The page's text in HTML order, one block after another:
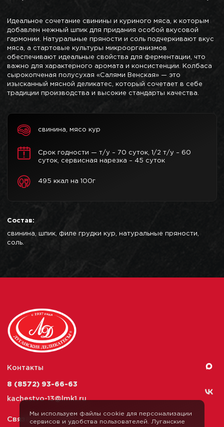
Мы используем файлы cookie для персонализации
сервисов и удобства пользователей. Луганские
Идеальное сочетание свинины и куриного мяса, к которым
добавлен нежный шпик для придания особой вкусовой
гармонии. Натуральные пряности и соль подчеркивают вкус
мяса, а стартовые культуры микроорганизмов
обеспечивают идеальные свойства для ферментации, что
важно для характерного аромата и консистенции. Колбаса
сырокопченая полусухая «Салями Венская» — это
изысканный мясной деликатес, который сочетает в себе
традиции производства и высокие стандарты качества.
свинина, мясо кур
Срок годности — т/у – 70 суток, 1/2 т/у – 60
суток, сервисная нарезка – 45 суток
495 ккал на 100г
Состав:
свинина, шпик, филе грудки кур, натуральные пряности,
соль.
Контакты
8 (8572) 93-66-63
kachestvo-13@lmk1.ru
Связаться с нами